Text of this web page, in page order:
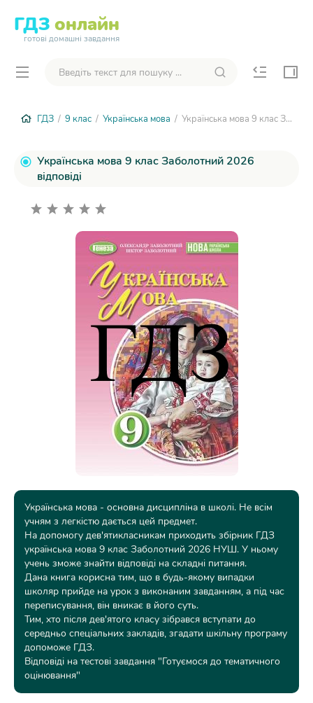
ГДЗ онлайн
готові домашні завдання
ГДЗ / 9 клас / Українська мова / Українська мова 9 клас Заболотний 2026
Українська мова 9 клас Заболотний 2026
відповіді
Українська мова - основна дисципліна в школі. Не всім
учням з легкістю дається цей предмет.
На допомогу дев'ятикласникам приходить збірник ГДЗ
українська мова 9 клас Заболотний 2026 НУШ. У ньому
учень зможе знайти відповіді на складні питання.
Дана книга корисна тим, що в будь-якому випадки
школяр прийде на урок з виконаним завданням, а під час
переписування, він вникає в його суть.
Тим, хто після дев'ятого класу зібрався вступати до
середньо спеціальних закладів, згадати шкільну програму
допоможе ГДЗ.
Відповіді на тестові завдання "Готуємося до тематичного
оцінювання"